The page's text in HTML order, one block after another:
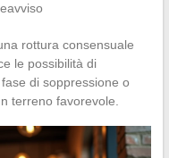
rottura consensuale
le possibilità di
di soppressione o
terreno favorevole.